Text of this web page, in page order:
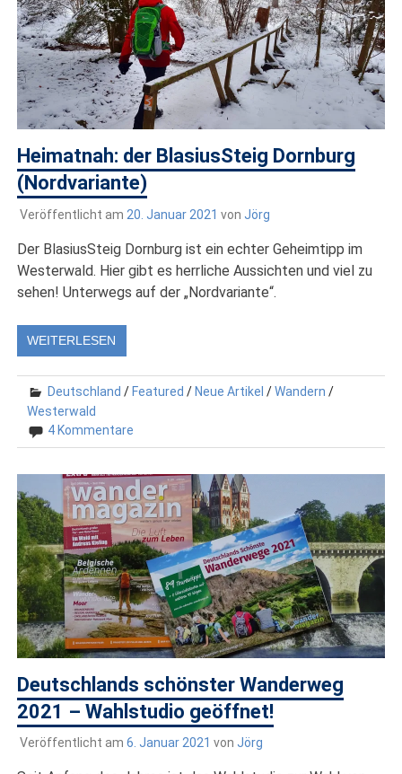
Heimatnah: der BlasiusSteig Dornburg
(Nordvariante)
Veröffentlicht am 20. Januar 2021 von Jörg
Der BlasiusSteig Dornburg ist ein echter Geheimtipp im
Westerwald. Hier gibt es herrliche Aussichten und viel zu
sehen! Unterwegs auf der „Nordvariante“.
WEITERLESEN
Deutschland / Featured / Neue Artikel /Wandern /
Westerwald
4 Kommentare
Deutschlands schönster Wanderweg
2021 – Wahlstudio geöffnet!
Veröffentlicht am 6. Januar 2021 von Jörg